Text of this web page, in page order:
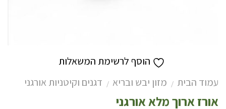
הוסף לרשימת המשאלות
עמוד הבית / מזון יבש ובריא / דגנים וקיטניות אורגני
אורז ארוך מלא אורגני